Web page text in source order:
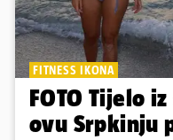
FITNESS IKONA
FOTO Tijelo
ovu Srpkinju